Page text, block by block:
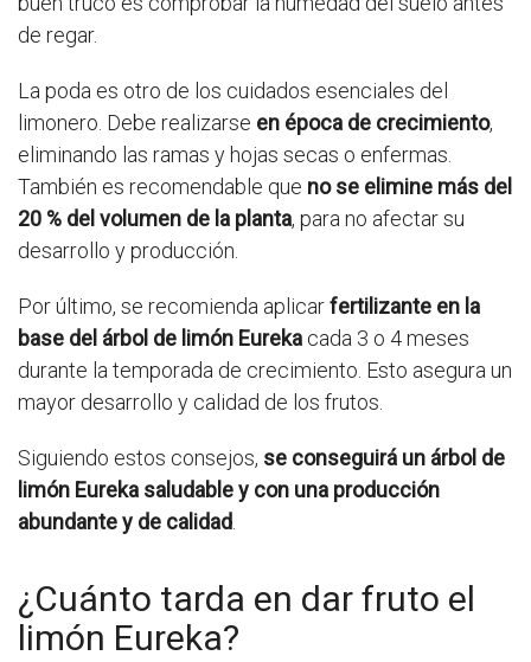
de regar.
La poda es otro de los cuidados esenciales del
limonero. Debe realizarse en época de crecimiento,
eliminando las ramas y hojas secas o enfermas.
También es recomendable que no se elimine más del
20 % del volumen de la planta, para no afectar su
desarrollo y producción.
Por último, se recomienda aplicarfertilizante en la
base del árbol de limón Eureka cada 3 o 4 meses
durante la temporada de crecimiento. Esto asegura un
mayor desarrollo y calidad de los frutos.
Siguiendo estos consejos, se conseguirá un árbol de
limón Eureka saludable y con una producción
abundante y de calidad
¿Cuánto tarda en dar fruto el
limón Eureka?